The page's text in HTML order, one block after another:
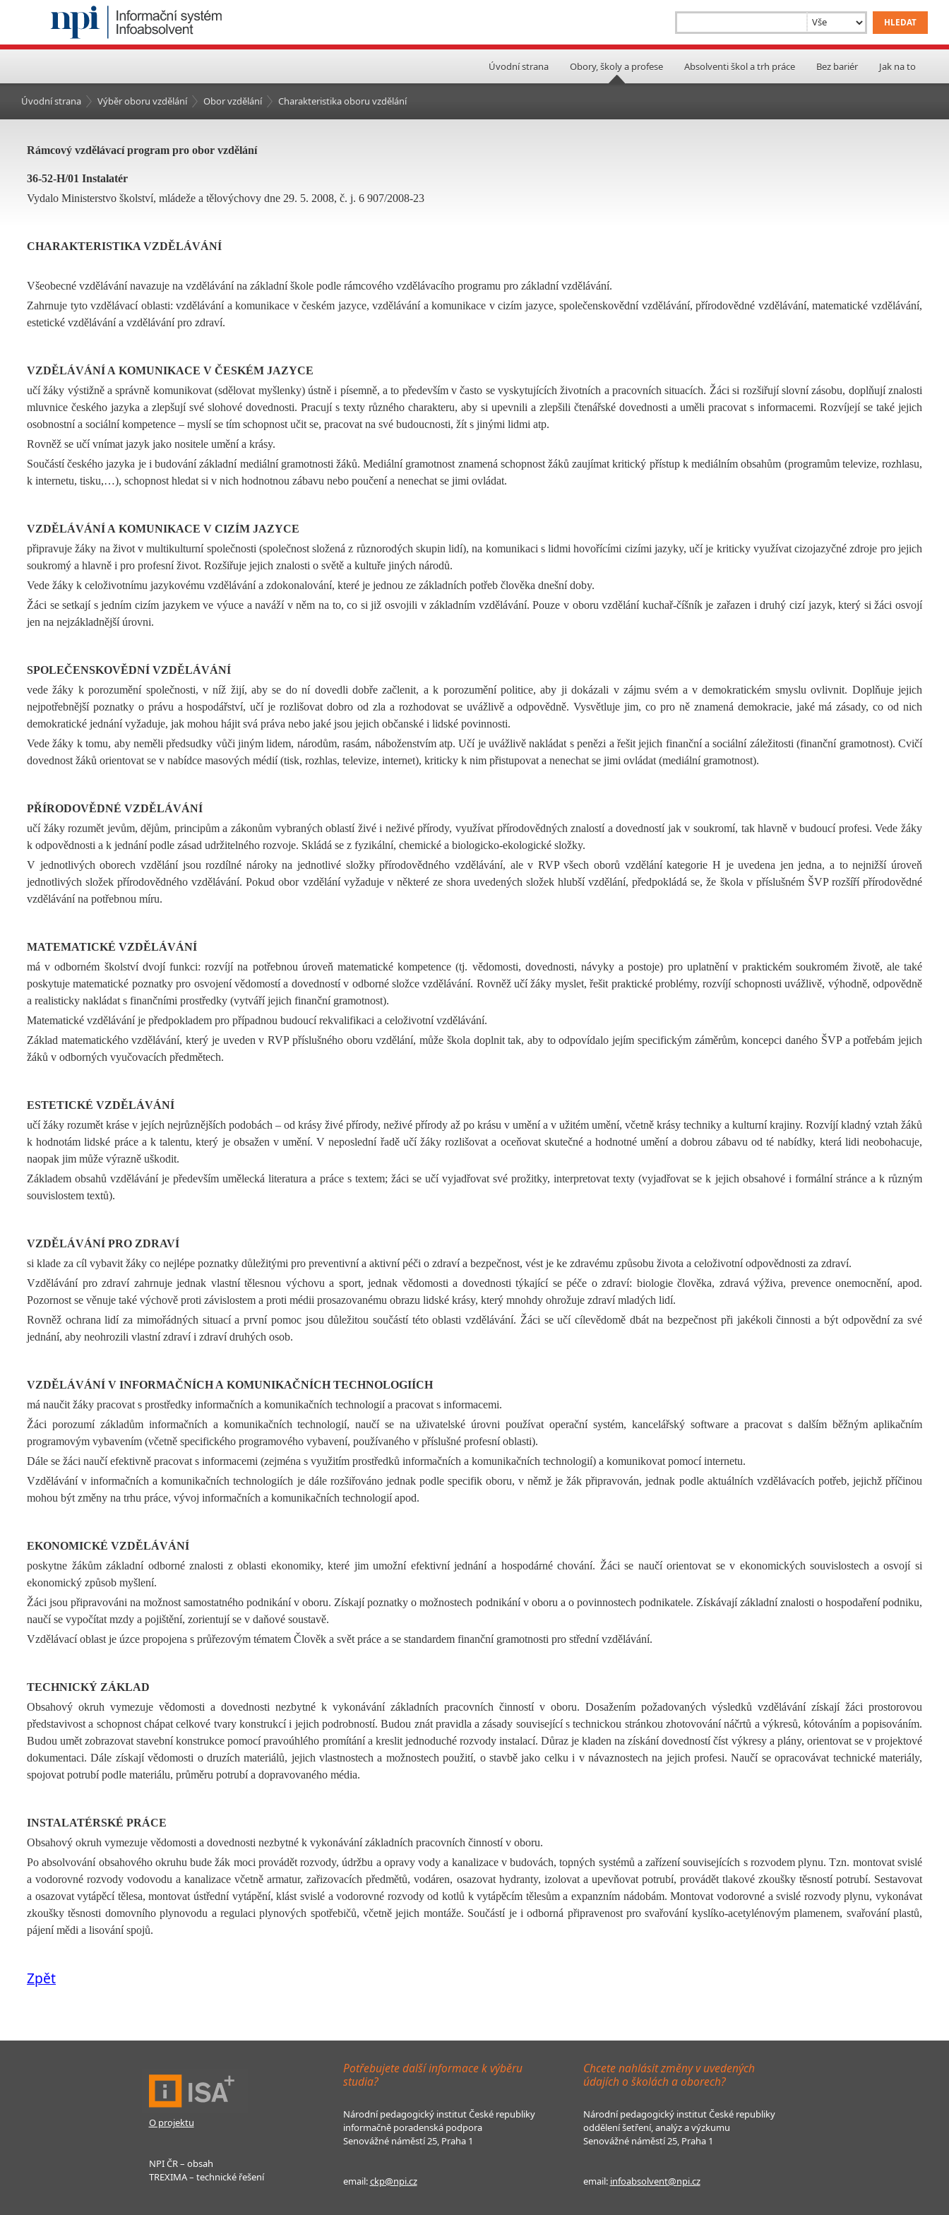
Úvodní strana Obory, školy a profese Absolventi škol a trh práce Bez bariér Jak na to
Úvodní strana Výběr oboru vzdělání Obor vzdělání Charakteristika oboru vzdělání
Rámcový vzdělávací program pro obor vzdělání
36-52-H/01 Instalatér
Vydalo Ministerstvo školství, mládeže a tělovýchovy dne 29. 5. 2008, č. j. 6 907/2008-23
CHARAKTERISTIKA VZDĚLÁVÁNÍ
Všeobecné vzdělávání navazuje na vzdělávání na základní škole podle rámcového vzdělávacího programu pro základní vzdělávání.
Zahrnuje tyto vzdělávací oblasti: vzdělávání a komunikace v českém jazyce, vzdělávání a komunikace v cizím jazyce, společenskovědní vzdělávání, přírodovědné vzdělávání, matematické vzdělávání,
estetické vzdělávání a vzdělávání pro zdraví.
VZDĚLÁVÁNÍ A KOMUNIKACE V ČESKÉM JAZYCE
učí žáky výstižně a správně komunikovat (sdělovat myšlenky) ústně i písemně, a to především v často se vyskytujících životních a pracovních situacích. Žáci si rozšiřují slovní zásobu, doplňují znalosti
mluvnice českého jazyka a zlepšují své slohové dovednosti. Pracují s texty různého charakteru, aby si upevnili a zlepšili čtenářské dovednosti a uměli pracovat s informacemi. Rozvíjejí se také jejich
osobnostní a sociální kompetence – myslí se tím schopnost učit se, pracovat na své budoucnosti, žít s jinými lidmi atp.
Rovněž se učí vnímat jazyk jako nositele umění a krásy.
Součástí českého jazyka je i budování základní mediální gramotnosti žáků. Mediální gramotnost znamená schopnost žáků zaujímat kritický přístup k mediálním obsahům (programům televize, rozhlasu,
k internetu, tisku,…), schopnost hledat si v nich hodnotnou zábavu nebo poučení a nenechat se jimi ovládat.
VZDĚLÁVÁNÍ A KOMUNIKACE V CIZÍM JAZYCE
připravuje žáky na život v multikulturní společnosti (společnost složená z různorodých skupin lidí), na komunikaci s lidmi hovořícími cizími jazyky, učí je kriticky využívat cizojazyčné zdroje pro jejich
soukromý a hlavně i pro profesní život. Rozšiřuje jejich znalosti o světě a kultuře jiných národů.
Vede žáky k celoživotnímu jazykovému vzdělávání a zdokonalování, které je jednou ze základních potřeb člověka dnešní doby.
Žáci se setkají s jedním cizím jazykem ve výuce a naváží v něm na to, co si již osvojili v základním vzdělávání. Pouze v oboru vzdělání kuchař-číšník je zařazen i druhý cizí jazyk, který si žáci osvojí
jen na nejzákladnější úrovni.
SPOLEČENSKOVĚDNÍ VZDĚLÁVÁNÍ
vede žáky k porozumění společnosti, v níž žijí, aby se do ní dovedli dobře začlenit, a k porozumění politice, aby ji dokázali v zájmu svém a v demokratickém smyslu ovlivnit. Doplňuje jejich
nejpotřebnější poznatky o právu a hospodářství, učí je rozlišovat dobro od zla a rozhodovat se uvážlivě a odpovědně. Vysvětluje jim, co pro ně znamená demokracie, jaké má zásady, co od nich
demokratické jednání vyžaduje, jak mohou hájit svá práva nebo jaké jsou jejich občanské i lidské povinnosti.
Vede žáky k tomu, aby neměli předsudky vůči jiným lidem, národům, rasám, náboženstvím atp. Učí je uvážlivě nakládat s penězi a řešit jejich finanční a sociální záležitosti (finanční gramotnost). Cvičí
dovednost žáků orientovat se v nabídce masových médií (tisk, rozhlas, televize, internet), kriticky k nim přistupovat a nenechat se jimi ovládat (mediální gramotnost).
PŘÍRODOVĚDNÉ VZDĚLÁVÁNÍ
učí žáky rozumět jevům, dějům, principům a zákonům vybraných oblastí živé i neživé přírody, využívat přírodovědných znalostí a dovedností jak v soukromí, tak hlavně v budoucí profesi. Vede žáky
k odpovědnosti a k jednání podle zásad udržitelného rozvoje. Skládá se z fyzikální, chemické a biologicko-ekologické složky.
V jednotlivých oborech vzdělání jsou rozdílné nároky na jednotlivé složky přírodovědného vzdělávání, ale v RVP všech oborů vzdělání kategorie H je uvedena jen jedna, a to nejnižší úroveň
jednotlivých složek přírodovědného vzdělávání. Pokud obor vzdělání vyžaduje v některé ze shora uvedených složek hlubší vzdělání, předpokládá se, že škola v příslušném ŠVP rozšíří přírodovědné
vzdělávání na potřebnou míru.
MATEMATICKÉ VZDĚLÁVÁNÍ
má v odborném školství dvojí funkci: rozvíjí na potřebnou úroveň matematické kompetence (tj. vědomosti, dovednosti, návyky a postoje) pro uplatnění v praktickém soukromém životě, ale také
poskytuje matematické poznatky pro osvojení vědomostí a dovedností v odborné složce vzdělávání. Rovněž učí žáky myslet, řešit praktické problémy, rozvíjí schopnosti uvážlivě, výhodně, odpovědně
a realisticky nakládat s finančními prostředky (vytváří jejich finanční gramotnost).
Matematické vzdělávání je předpokladem pro případnou budoucí rekvalifikaci a celoživotní vzdělávání.
Základ matematického vzdělávání, který je uveden v RVP příslušného oboru vzdělání, může škola doplnit tak, aby to odpovídalo jejím specifickým záměrům, koncepci daného ŠVP a potřebám jejich
žáků v odborných vyučovacích předmětech.
ESTETICKÉ VZDĚLÁVÁNÍ
učí žáky rozumět kráse v jejích nejrůznějších podobách – od krásy živé přírody, neživé přírody až po krásu v umění a v užitém umění, včetně krásy techniky a kulturní krajiny. Rozvíjí kladný vztah žáků
k hodnotám lidské práce a k talentu, který je obsažen v umění. V neposlední řadě učí žáky rozlišovat a oceňovat skutečné a hodnotné umění a dobrou zábavu od té nabídky, která lidi neobohacuje,
naopak jim může výrazně uškodit.
Základem obsahů vzdělávání je především umělecká literatura a práce s textem; žáci se učí vyjadřovat své prožitky, interpretovat texty (vyjadřovat se k jejich obsahové i formální stránce a k různým
souvislostem textů).
VZDĚLÁVÁNÍ PRO ZDRAVÍ
si klade za cíl vybavit žáky co nejlépe poznatky důležitými pro preventivní a aktivní péči o zdraví a bezpečnost, vést je ke zdravému způsobu života a celoživotní odpovědnosti za zdraví.
Vzdělávání pro zdraví zahrnuje jednak vlastní tělesnou výchovu a sport, jednak vědomosti a dovednosti týkající se péče o zdraví: biologie člověka, zdravá výživa, prevence onemocnění, apod.
Pozornost se věnuje také výchově proti závislostem a proti médii prosazovanému obrazu lidské krásy, který mnohdy ohrožuje zdraví mladých lidí.
Rovněž ochrana lidí za mimořádných situací a první pomoc jsou důležitou součástí této oblasti vzdělávání. Žáci se učí cílevědomě dbát na bezpečnost při jakékoli činnosti a být odpovědní za své
jednání, aby neohrozili vlastní zdraví i zdraví druhých osob.
VZDĚLÁVÁNÍ V INFORMAČNÍCH A KOMUNIKAČNÍCH TECHNOLOGIÍCH
má naučit žáky pracovat s prostředky informačních a komunikačních technologií a pracovat s informacemi.
Žáci porozumí základům informačních a komunikačních technologií, naučí se na uživatelské úrovni používat operační systém, kancelářský software a pracovat s dalším běžným aplikačním
programovým vybavením (včetně specifického programového vybavení, používaného v příslušné profesní oblasti).
Dále se žáci naučí efektivně pracovat s informacemi (zejména s využitím prostředků informačních a komunikačních technologií) a komunikovat pomocí internetu.
Vzdělávání v informačních a komunikačních technologiích je dále rozšiřováno jednak podle specifik oboru, v němž je žák připravován, jednak podle aktuálních vzdělávacích potřeb, jejichž příčinou
mohou být změny na trhu práce, vývoj informačních a komunikačních technologií apod.
EKONOMICKÉ VZDĚLÁVÁNÍ
poskytne žákům základní odborné znalosti z oblasti ekonomiky, které jim umožní efektivní jednání a hospodárné chování. Žáci se naučí orientovat se v ekonomických souvislostech a osvojí si
ekonomický způsob myšlení.
Žáci jsou připravováni na možnost samostatného podnikání v oboru. Získají poznatky o možnostech podnikání v oboru a o povinnostech podnikatele. Získávají základní znalosti o hospodaření podniku,
naučí se vypočítat mzdy a pojištění, zorientují se v daňové soustavě.
Vzdělávací oblast je úzce propojena s průřezovým tématem Člověk a svět práce a se standardem finanční gramotnosti pro střední vzdělávání.
TECHNICKÝ ZÁKLAD
Obsahový okruh vymezuje vědomosti a dovednosti nezbytné k vykonávání základních pracovních činností v oboru. Dosažením požadovaných výsledků vzdělávání získají žáci prostorovou
představivost a schopnost chápat celkové tvary konstrukcí i jejich podrobností. Budou znát pravidla a zásady související s technickou stránkou zhotovování náčrtů a výkresů, kótováním a popisováním.
Budou umět zobrazovat stavební konstrukce pomocí pravoúhlého promítání a kreslit jednoduché rozvody instalací. Důraz je kladen na získání dovedností číst výkresy a plány, orientovat se v projektové
dokumentaci. Dále získají vědomosti o druzích materiálů, jejich vlastnostech a možnostech použití, o stavbě jako celku i v návaznostech na jejich profesi. Naučí se opracovávat technické materiály,
spojovat potrubí podle materiálu, průměru potrubí a dopravovaného média.
INSTALATÉRSKÉ PRÁCE
Obsahový okruh vymezuje vědomosti a dovednosti nezbytné k vykonávání základních pracovních činností v oboru.
Po absolvování obsahového okruhu bude žák moci provádět rozvody, údržbu a opravy vody a kanalizace v budovách, topných systémů a zařízení souvisejících s rozvodem plynu. Tzn. montovat svislé
a vodorovné rozvody vodovodu a kanalizace včetně armatur, zařizovacích předmětů, vodáren, osazovat hydranty, izolovat a upevňovat potrubí, provádět tlakové zkoušky těsností potrubí. Sestavovat
a osazovat vytápěcí tělesa, montovat ústřední vytápění, klást svislé a vodorovné rozvody od kotlů k vytápěcím tělesům a expanzním nádobám. Montovat vodorovné a svislé rozvody plynu, vykonávat
zkoušky těsnosti domovního plynovodu a regulaci plynových spotřebičů, včetně jejich montáže. Součástí je i odborná připravenost pro svařování kyslíko-acetylénovým plamenem, svařování plastů,
pájení mědi a lisování spojů.
Zpět
O projektu
NPI ČR – obsah
TREXIMA – technické řešení
Potřebujete další informace k výběru
studia?
Národní pedagogický institut České republiky
informačně poradenská podpora
Senovážné náměstí 25, Praha 1
email:ckp@npi.cz
Chcete nahlásit změny v uvedených
údajích o školách a oborech?
Národní pedagogický institut České republiky
oddělení šetření, analýz a výzkumu
Senovážné náměstí 25, Praha 1
email: infoabsolvent@npi.cz